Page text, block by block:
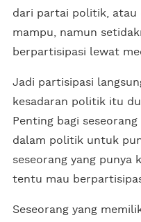
dari partai politik, atau
mampu, namun
berpartisipasi lewat
Jadi partisipasi
kesadaran politik itu
Penting bagi
dalam politik untuk
seseorang yang punya
tentu mau
Seseorang yang